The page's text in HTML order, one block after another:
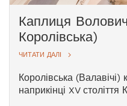
Каплиця
Королівська)
ЧИТАТИ ДАЛІ
Королівська
наприкінці XV